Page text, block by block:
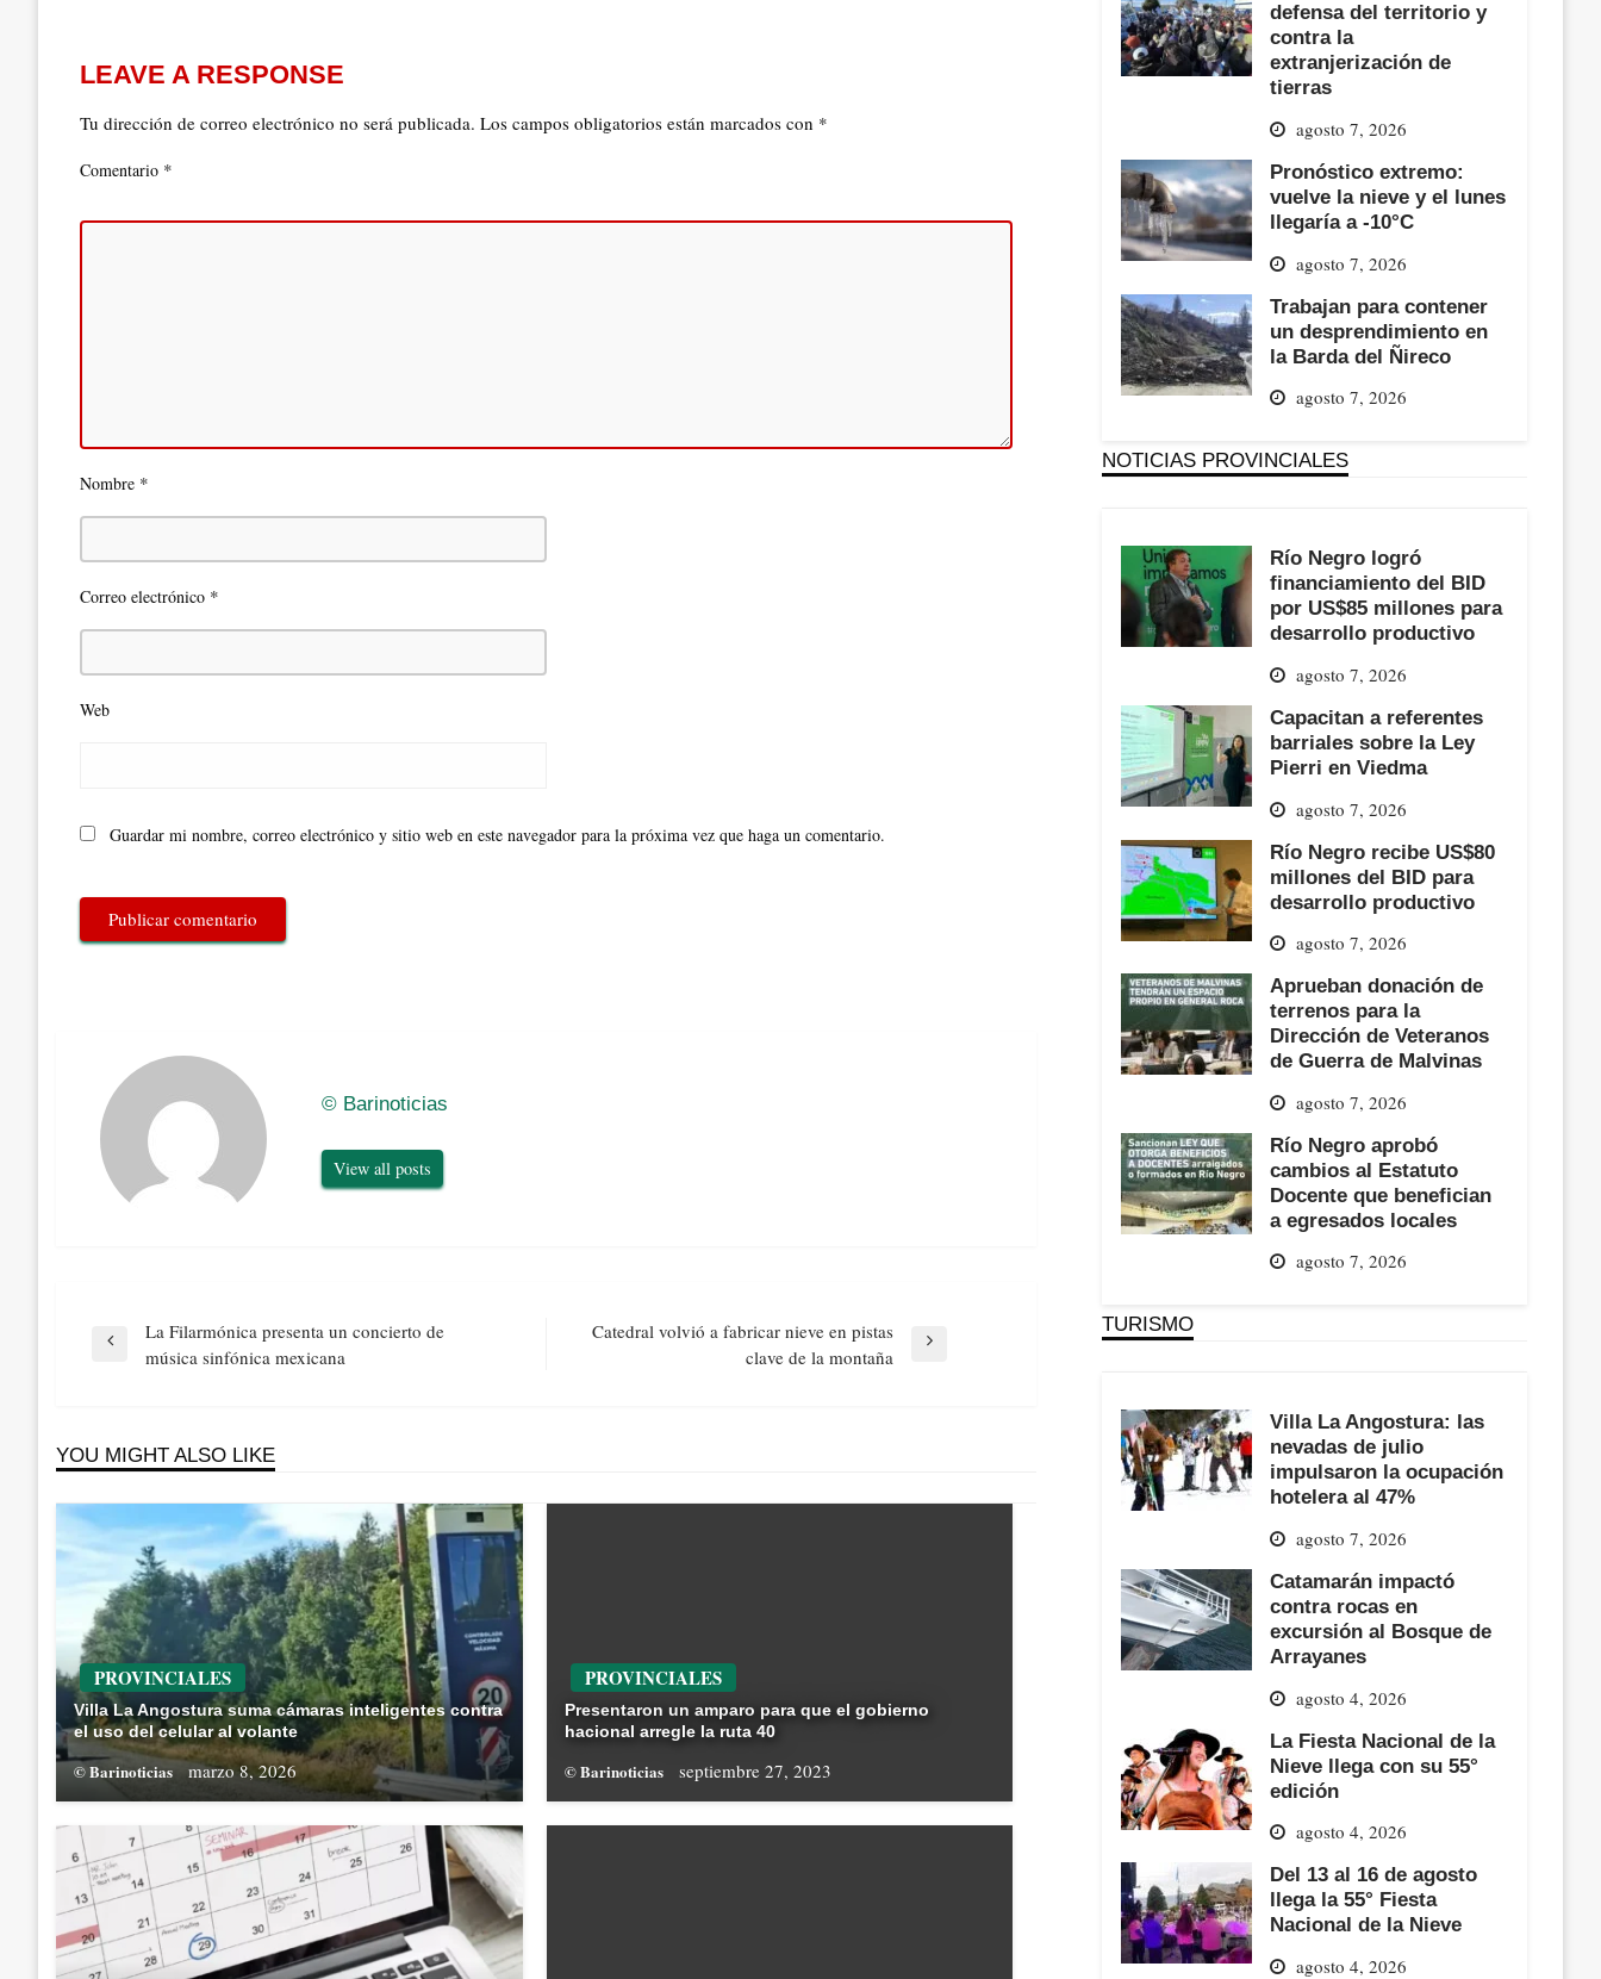
LEAVE A RESPONSE
Tu dirección de correo electrónico no será publicada. Los campos obligatorios están marcados con *
Comentario *
Nombre *
Correo electrónico *
Web
Guardar mi nombre, correo electrónico y sitio web en este navegador para la próxima vez que haga un comentario.
© Barinoticias
View all posts
Navegación
Previous
La Filarmónica presenta un concierto de
música sinfónica mexicana
Catedral volvió a fabricar nieve en pistas
clave de la montaña
YOU MIGHT ALSO LIKE
PROVINCIALES
Villa La Angostura suma cámaras inteligentes contra
el uso del celular al volante
© Barinoticias marzo 8, 2026
PROVINCIALES
Presentaron un amparo para que el gobierno
hacional arregle la ruta 40
© Barinoticias septiembre 27, 2023
defensa del territorio y
contra la
extranjerización de
tierras
agosto 7, 2026
Pronóstico extremo:
vuelve la nieve y el lunes
llegaría a -10°C
agosto 7, 2026
Trabajan para contener
un desprendimiento en
la Barda del Ñireco
agosto 7, 2026
NOTICIAS PROVINCIALES
Río Negro logró
financiamiento del BID
por US$85 millones para
desarrollo productivo
agosto 7, 2026
Capacitan a referentes
barriales sobre la Ley
Pierri en Viedma
agosto 7, 2026
Río Negro recibe US$80
millones del BID para
desarrollo productivo
agosto 7, 2026
Aprueban donación de
terrenos para la
Dirección de Veteranos
de Guerra de Malvinas
agosto 7, 2026
Río Negro aprobó
cambios al Estatuto
Docente que benefician
a egresados locales
agosto 7, 2026
TURISMO
Villa La Angostura: las
nevadas de julio
impulsaron la ocupación
hotelera al 47%
agosto 7, 2026
Catamarán impactó
contra rocas en
excursión al Bosque de
Arrayanes
agosto 4, 2026
La Fiesta Nacional de la
Nieve llega con su 55°
edición
agosto 4, 2026
Del 13 al 16 de agosto
llega la 55° Fiesta
Nacional de la Nieve
agosto 4, 2026